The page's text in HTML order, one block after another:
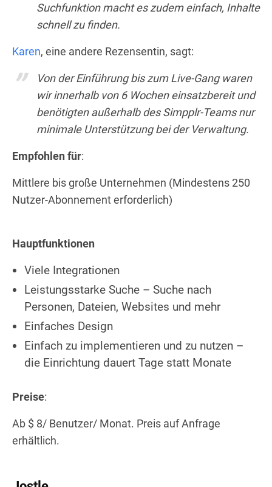
Suchfunktion macht es zudem einfach, Inhalte
schnell zu finden.
Karen, eine andere Rezensentin, sagt:
Von der Einführung bis zum Live-Gang waren
wir innerhalb von 6 Wochen einsatzbereit und
benötigten außerhalb des Simpplr-Teams nur
minimale Unterstützung bei der Verwaltung.
Empfohlen für:
Mittlere bis große Unternehmen (Mindestens 250
Nutzer-Abonnement erforderlich)
Hauptfunktionen
Viele Integrationen
Leistungsstarke Suche – Suche nach
Personen, Dateien, Websites und mehr
Einfaches Design
Einfach zu implementieren und zu nutzen –
die Einrichtung dauert Tage statt Monate
Preise:
Ab $ 8/ Benutzer/ Monat. Preis auf Anfrage
erhältlich.